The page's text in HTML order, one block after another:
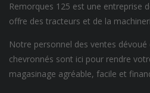
Remorques 125 est une entreprise
offre des tracteurs et de la
Notre personnel des ventes
chevronnés sont ici pour rendre
magasinage agréable, facile et